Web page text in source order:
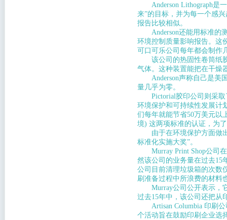
Anderson Lithograph是一
来”的目标，并为每一个感
报告比较相似。
Anderson还能用标准的测
环境控制质量影响报告。这
可口可乐公司每年都会制作
该公司的热固性卷筒纸胶
气体。这种装置能把在干燥
Anderson声称自己是美国
量几乎为零。
Pictorial胶印公司则采取
环境保护和可持续性发展计
们每年就能节省50万美元以
境) 这两项标准的认证，为
由于在环境保护方面做出
标准化实施大奖”。
Murray Print Shop公司在
然该公司的业务量在过去15
公司目前清理垃圾箱的次数
刷准备过程中所浪费的材料
Murray公司公开表示，它
过去15年中，该公司还把从
Artisan Columbia 印刷公
个活动旨在鼓励印刷企业选